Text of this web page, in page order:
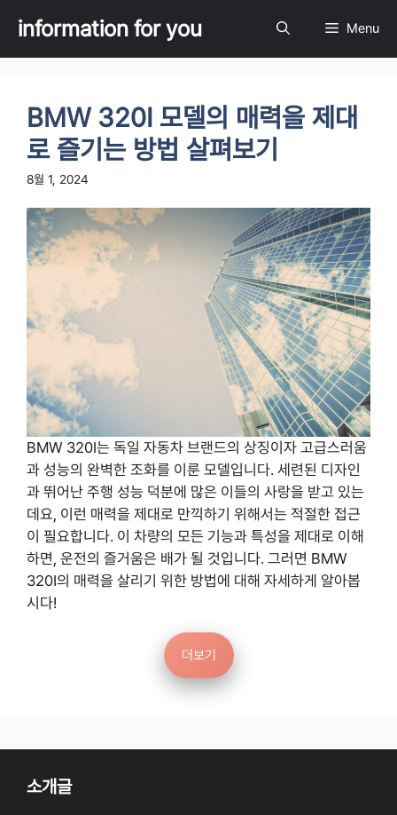
content
information for you Menu
BMW 320I 모델의 매력을 제대
로 즐기는 방법 살펴보기
8월 1, 2024
BMW 320I는 독일 자동차 브랜드의 상징이자 고급스러움
과 성능의 완벽한 조화를 이룬 모델입니다. 세련된 디자인
과 뛰어난 주행 성능 덕분에 많은 이들의 사랑을 받고 있는
데요, 이런 매력을 제대로 만끽하기 위해서는 적절한 접근
이 필요합니다. 이 차량의 모든 기능과 특성을 제대로 이해
하면, 운전의 즐거움은 배가 될 것입니다. 그러면 BMW
320I의 매력을 살리기 위한 방법에 대해 자세하게 알아봅
시다!
더보기
소개글